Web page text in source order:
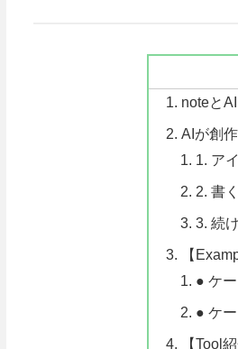
noteと
AIが創
1. ア
2. 書
3. 続
【
● ケ
● ケ
【Tool